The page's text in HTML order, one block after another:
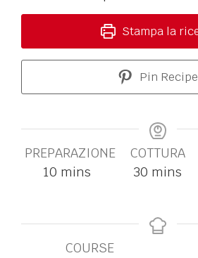
Stampa la
Pin Recipe
PREPARAZIONE
10 mins
COTTURA
30 mins
COURSE